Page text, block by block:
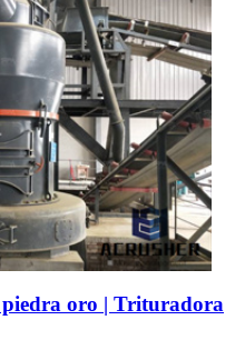
oro | Trituradora